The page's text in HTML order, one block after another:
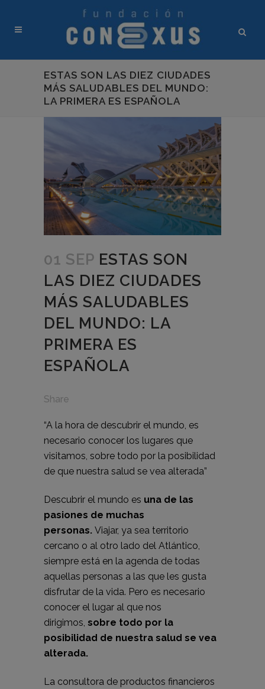
ESTAS SON LAS DIEZ CIUDADES
MÁS SALUDABLES DEL MUNDO:
LA PRIMERA ES ESPAÑOLA
01 SEP ESTAS SON
LAS DIEZ CIUDADES
MÁS SALUDABLES
DEL MUNDO: LA
PRIMERA ES
ESPAÑOLA
Share
“A la hora de descubrir el mundo, es
necesario conocer los lugares que
visitamos, sobre todo por la posibilidad
de que nuestra salud se vea alterada”
Descubrir el mundo es una de las
pasiones de muchas
personas. Viajar, ya sea territorio
cercano o al otro lado del Atlántico,
siempre está en la agenda de todas
aquellas personas a las que les gusta
disfrutar de la vida. Pero es necesario
conocer el lugar al que nos
dirigimos, sobre todo por la
posibilidad de nuestra salud se vea
alterada.
La consultora de productos financieros